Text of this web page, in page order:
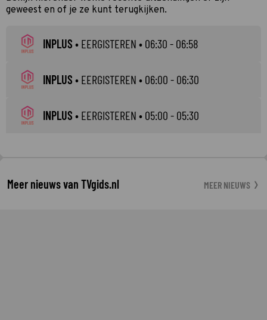
geweest en of je ze kunt terugkijken.
INPLUS • EERGISTEREN • 06:30 - 06:58
INPLUS • EERGISTEREN • 06:00 - 06:30
INPLUS • EERGISTEREN • 05:00 - 05:30
Meer nieuws van TVgids.nl MEER NIEUWS